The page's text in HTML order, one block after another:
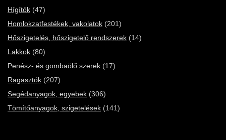
Hígítók (47)
Homlokzatfestékek, vakolatok (201)
Hőszigetelés, hőszigetelő rendszerek (14)
Lakkok (80)
Penész- és gombaölő szerek (17)
Ragasztók (207)
Segédanyagok, egyebek (306)
Tömítőanyagok, szigetelések (141)